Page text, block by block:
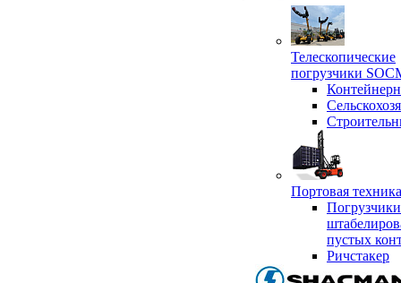
Телескопические
погрузчики
Портовая
пустых
Ричстакер